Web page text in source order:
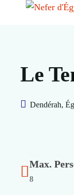
Le
Dendérah,
Max.
8